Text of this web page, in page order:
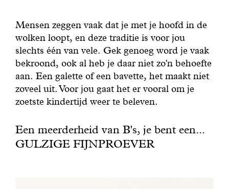
Mensen zeggen vaak dat je met je hoofd in de
wolken loopt, en deze traditie is voor jou
slechts één van vele. Gek genoeg word je vaak
bekroond, ook al heb je daar niet zo'n behoefte
aan. Een galette of een bavette, het maakt niet
zoveel uit. Voor jou gaat het er vooral om je
zoetste kindertijd weer te beleven.
Een meerderheid van B's, je bent een...
GULZIGE FIJNPROEVER